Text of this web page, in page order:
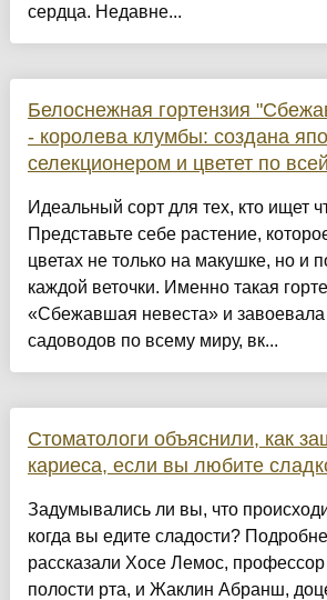
сердца. Недавне...
Белоснежная гортензия
- королева клумбы: создана
селекционером и цветет по
Идеальный сорт для тех, кто ищет
Представьте себе растение,
цветах не только на макушке, но и
каждой веточки. Именно такая
«Сбежавшая невеста» и завоевала
садоводов по всему миру, вк...
Стоматологи объяснили, как
кариеса, если вы любите
Задумывались ли вы, что
когда вы едите сладости?
рассказали Хосе Лемос, профессор
полости рта, и Жаклин Абранш,